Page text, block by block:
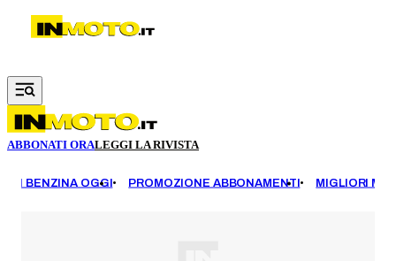
Vai al contenuto principale
ABBONATI ORALEGGI LA RIVISTA
BENZINA OGGI PROMOZIONE ABBONAMENTI MIGLIORI